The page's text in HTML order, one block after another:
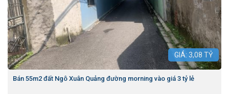
GIÁ: 3,08 TỶ
Bán 55m2 đất Ngô Xuân Quảng đường morning vào giá 3 tỷ lẻ